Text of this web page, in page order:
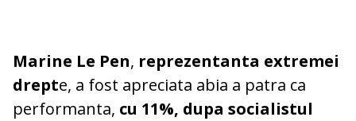
Marine Le Pen, reprezentanta extremei
drepte, a fost apreciata abia a patra ca
performanta, cu 11%, dupa socialistul